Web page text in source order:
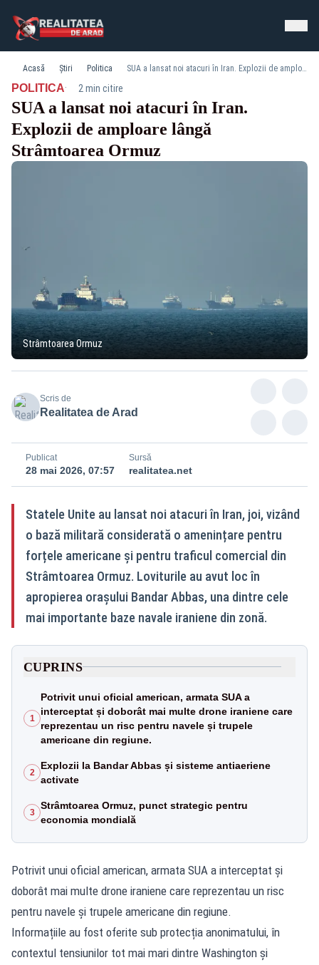
Acasă Știri Politica SUA a lansat noi atacuri în Iran. Explozii de amploare lângă Strâmtoarea Ormuz
POLITICA· 2 min citire
SUA a lansat noi atacuri în Iran.
Explozii de amploare lângă
Strâmtoarea Ormuz
Strâmtoarea Ormuz
Scris de
Realitatea de Arad
Publicat
28 mai 2026, 07:57
Sursă
realitatea.net
Statele Unite au lansat noi atacuri în Iran, joi, vizând
o bază militară considerată o amenințare pentru
forțele americane și pentru traficul comercial din
Strâmtoarea Ormuz. Loviturile au avut loc în
apropierea orașului Bandar Abbas, una dintre cele
mai importante baze navale iraniene din zonă.
CUPRINS
1
Potrivit unui oficial american, armata SUA a
interceptat și doborât mai multe drone iraniene care
reprezentau un risc pentru navele și trupele
americane din regiune.
2
Explozii la Bandar Abbas și sisteme antiaeriene
activate
3
Strâmtoarea Ormuz, punct strategic pentru
economia mondială
Potrivit unui oficial american, armata SUA a interceptat și
doborât mai multe drone iraniene care reprezentau un risc
pentru navele și trupele americane din regiune.
Informațiile au fost oferite sub protecția anonimatului, în
contextul tensiunilor tot mai mari dintre Washington și